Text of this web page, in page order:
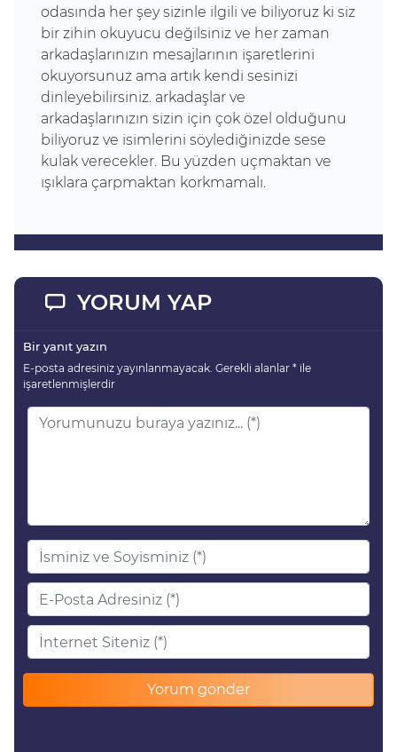
odasında her şey sizinle ilgili ve biliyoruz ki siz
bir zihin okuyucu değilsiniz ve her zaman
arkadaşlarınızın mesajlarının işaretlerini
okuyorsunuz ama artık kendi sesinizi
dinleyebilirsiniz. arkadaşlar ve
arkadaşlarınızın sizin için çok özel olduğunu
biliyoruz ve isimlerini söylediğinizde sese
kulak verecekler. Bu yüzden uçmaktan ve
ışıklara çarpmaktan korkmamalı.
YORUM YAP
Bir yanıt yazın
E-posta adresiniz yayınlanmayacak. Gerekli alanlar * ile
işaretlenmişlerdir